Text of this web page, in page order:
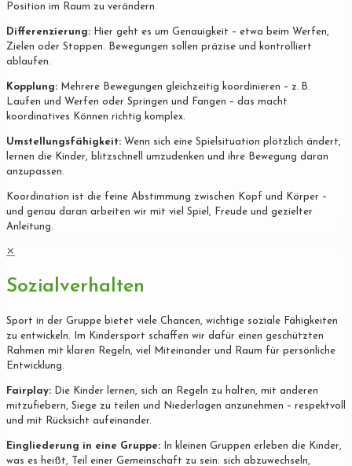
Position im Raum zu verändern.
Differenzierung: Hier geht es um Genauigkeit – etwa beim Werfen,
Zielen oder Stoppen. Bewegungen sollen präzise und kontrolliert
ablaufen.
Kopplung: Mehrere Bewegungen gleichzeitig koordinieren – z. B.
Laufen und Werfen oder Springen und Fangen – das macht
koordinatives Können richtig komplex.
Umstellungsfähigkeit: Wenn sich eine Spielsituation plötzlich ändert,
lernen die Kinder, blitzschnell umzudenken und ihre Bewegung daran
anzupassen.
Koordination ist die feine Abstimmung zwischen Kopf und Körper –
und genau daran arbeiten wir mit viel Spiel, Freude und gezielter
Anleitung.
✕
Sozialverhalten
Sport in der Gruppe bietet viele Chancen, wichtige soziale Fähigkeiten
zu entwickeln. Im Kindersport schaffen wir dafür einen geschützten
Rahmen mit klaren Regeln, viel Miteinander und Raum für persönliche
Entwicklung.
Fairplay: Die Kinder lernen, sich an Regeln zu halten, mit anderen
mitzufiebern, Siege zu teilen und Niederlagen anzunehmen – respektvoll
und mit Rücksicht aufeinander.
Eingliederung in eine Gruppe: In kleinen Gruppen erleben die Kinder,
was es heißt, Teil einer Gemeinschaft zu sein: sich abzuwechseln,